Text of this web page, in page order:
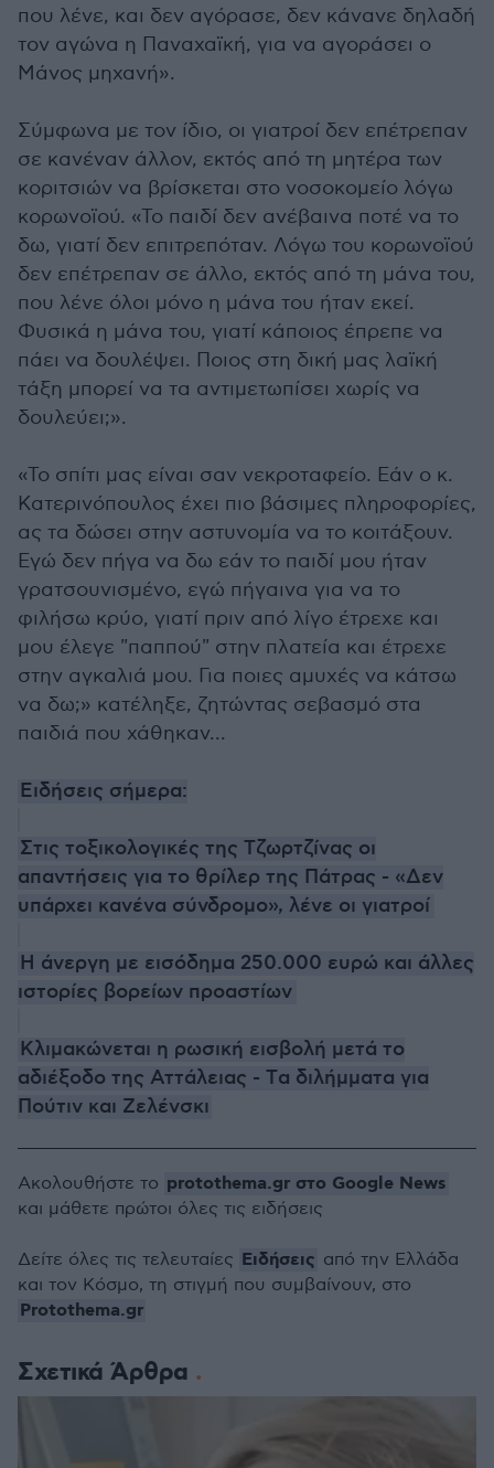
που λένε, και δεν αγόρασε, δεν κάνανε δηλαδή
τον αγώνα η Παναχαϊκή, για να αγοράσει ο
Μάνος μηχανή».
Σύμφωνα με τον ίδιο, οι γιατροί δεν επέτρεπαν
σε κανέναν άλλον, εκτός από τη μητέρα των
κοριτσιών να βρίσκεται στο νοσοκομείο λόγω
κορωνοϊού. «Το παιδί δεν ανέβαινα ποτέ να το
δω, γιατί δεν επιτρεπόταν. Λόγω του κορωνοϊού
δεν επέτρεπαν σε άλλο, εκτός από τη μάνα του,
που λένε όλοι μόνο η μάνα του ήταν εκεί.
Φυσικά η μάνα του, γιατί κάποιος έπρεπε να
πάει να δουλέψει. Ποιος στη δική μας λαϊκή
τάξη μπορεί να τα αντιμετωπίσει χωρίς να
δουλεύει;».
«Το σπίτι μας είναι σαν νεκροταφείο. Εάν ο κ.
Κατερινόπουλος έχει πιο βάσιμες πληροφορίες,
ας τα δώσει στην αστυνομία να το κοιτάξουν.
Εγώ δεν πήγα να δω εάν το παιδί μου ήταν
γρατσουνισμένο, εγώ πήγαινα για να το
φιλήσω κρύο, γιατί πριν από λίγο έτρεχε και
μου έλεγε "παππού" στην πλατεία και έτρεχε
στην αγκαλιά μου. Για ποιες αμυχές να κάτσω
να δω;» κατέληξε, ζητώντας σεβασμό στα
παιδιά που χάθηκαν...
Ειδήσεις σήμερα:
Στις τοξικολογικές της Τζωρτζίνας οι
απαντήσεις για το θρίλερ της Πάτρας - «Δεν
υπάρχει κανένα σύνδρομο», λένε οι γιατροί
Η άνεργη με εισόδημα 250.000 ευρώ και άλλες
ιστορίες βορείων προαστίων
Κλιμακώνεται η ρωσική εισβολή μετά το
αδιέξοδο της Αττάλειας - Tα διλήμματα για
Πούτιν και Ζελένσκι
Σχετικά Άρθρα
Ακολουθήστε το protothema.gr στο Google News
και μάθετε πρώτοι όλες τις ειδήσεις
Δείτε όλες τις τελευταίες Ειδήσεις από την Ελλάδα
και τον Κόσμο, τη στιγμή που συμβαίνουν, στο
Protothema.gr